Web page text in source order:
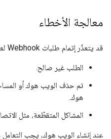
معالجة الأخطاء
قد يتعذّر إتمام طلبات Webhook لعدة أسباب، بما في ذلك:
الطلب غير صالح.
تم حذف الويب هوك أو
هوك.
المشاكل المتقطّعة، مثل
عند إنشاء الويب هوك، يجب